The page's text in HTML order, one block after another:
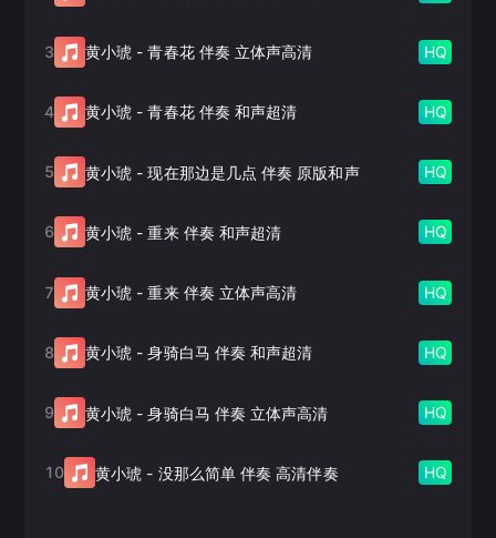
3 黄小琥 -青春花 伴奏 立体声高清 HQ
4 黄小琥 -青春花 伴奏 和声超清 HQ
5 黄小琥 -现在那边是几点 伴奏 原版和声 HQ
6 黄小琥 -重来 伴奏 和声超清 HQ
7 黄小琥 -重来 伴奏 立体声高清 HQ
8 黄小琥 -身骑白马 伴奏 和声超清 HQ
9 黄小琥 -身骑白马 伴奏 立体声高清 HQ
10 黄小琥 - 没那么简单 伴奏 高清伴奏 HQ